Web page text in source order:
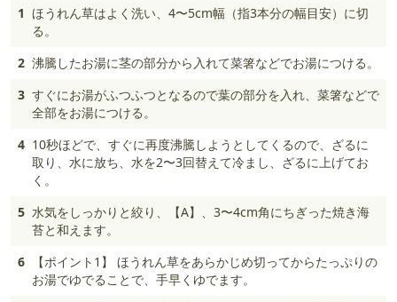
1 ほうれん草はよく洗い、4〜5cm幅（指3本分の幅目安）に切
る。
2 沸騰したお湯に茎の部分から入れて菜箸などでお湯につける。
3 すぐにお湯がふつふつとなるので葉の部分を入れ、菜箸などで
全部をお湯につける。
4 10秒ほどで、すぐに再度沸騰しようとしてくるので、ざるに
取り、水に放ち、水を2〜3回替えて冷まし、ざるに上げてお
く。
5 水気をしっかりと絞り、【A】、3〜4cm角にちぎった焼き海
苔と和えます。
6
【ポイント1】 ほうれん草をあらかじめ切ってからたっぷりの
お湯でゆでることで、手早くゆでます。